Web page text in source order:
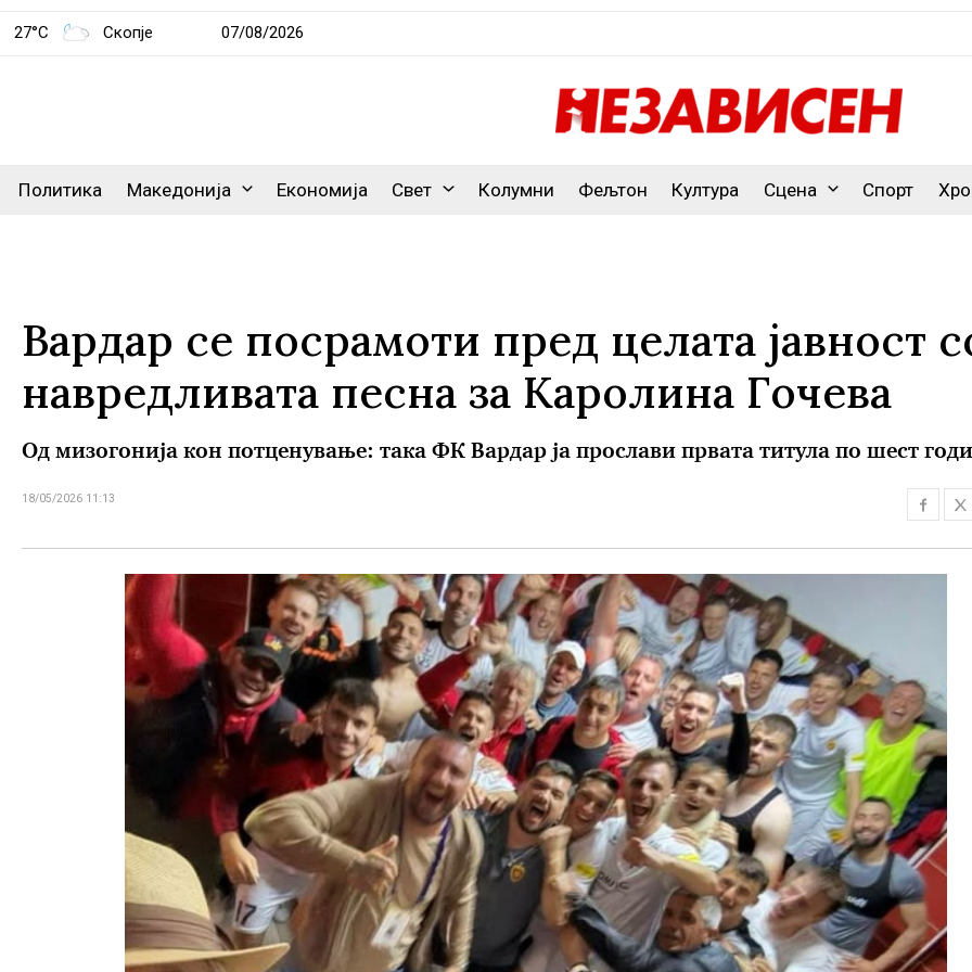
27°C Скопје 07/08/2026
Политика Македонија Економија Свет Колумни Фељтон Култура Сцена Спорт
Вардар се посрамоти пред целата јавност
навредливата песна за Каролина Гочева
Од мизогонија кон потценување: така ФК Вардар ја прослави првата титула по шест
18/05/2026 11:13